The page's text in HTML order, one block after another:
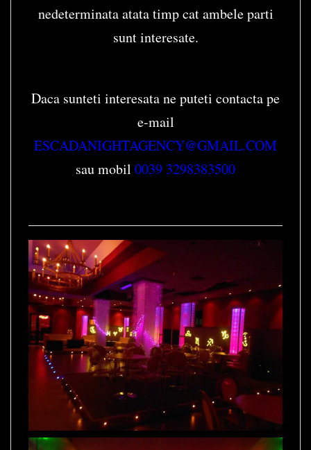
nedeterminata atata timp cat ambele parti
sunt interesate.
Daca sunteti interesata ne puteti contacta pe
e-mail
ESCADANIGHTAGENCY@GMAIL.COM
sau mobil 0039 3298383500